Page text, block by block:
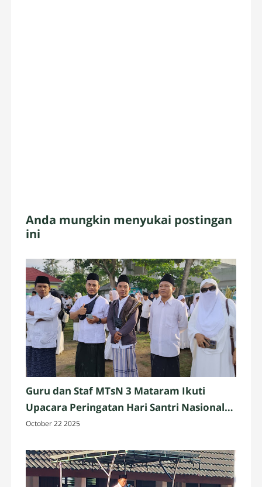
Anda mungkin menyukai postingan
ini
Guru dan Staf MTsN 3 Mataram Ikuti
Upacara Peringatan Hari Santri Nasional
2025 di Penujak, Lombok Tengah
October 22 2025